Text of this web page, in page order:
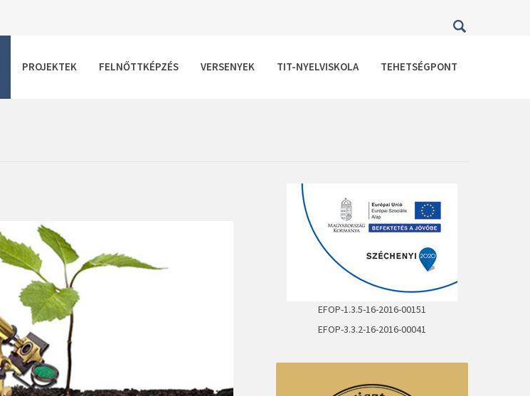
PROJEKTEK FELNŐTTKÉPZÉS VERSENYEK TIT-NYELVISKOLA TEHETSÉGPONT
EFOP-1.3.5-16-2016-00151
EFOP-3.3.2-16-2016-00041